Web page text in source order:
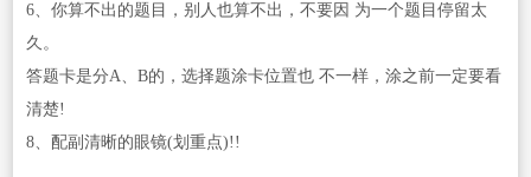
6、你算不出的题目，别人也算不出，不要因 为一个题目停留太
久。
答题卡是分A、B的，选择题涂卡位置也 不一样，涂之前一定要看
清楚!
8、配副清晰的眼镜(划重点)!!